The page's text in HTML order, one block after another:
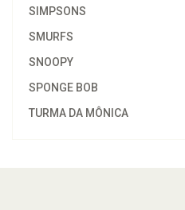
SIMPSONS
SMURFS
SNOOPY
SPONGE BOB
TURMA DA MÔNICA